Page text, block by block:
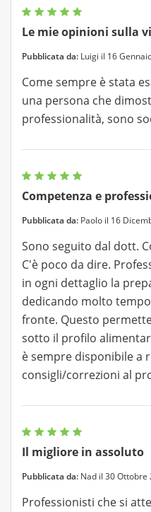
Le mie opinioni sulla
Pubblicata da: Luigi il 16
Come sempre è stata
una persona che
professionalità, sono
Competenza e
Pubblicata da: Paolo il 16
Sono seguito dal dott.
C'è poco da dire.
in ogni dettaglio la
dedicando molto
fronte. Questo
sotto il profilo
è sempre disponibile a
consigli/correzioni al
Il migliore in assoluto
Pubblicata da: Nad il 30 Ottobre
Professionisti che si